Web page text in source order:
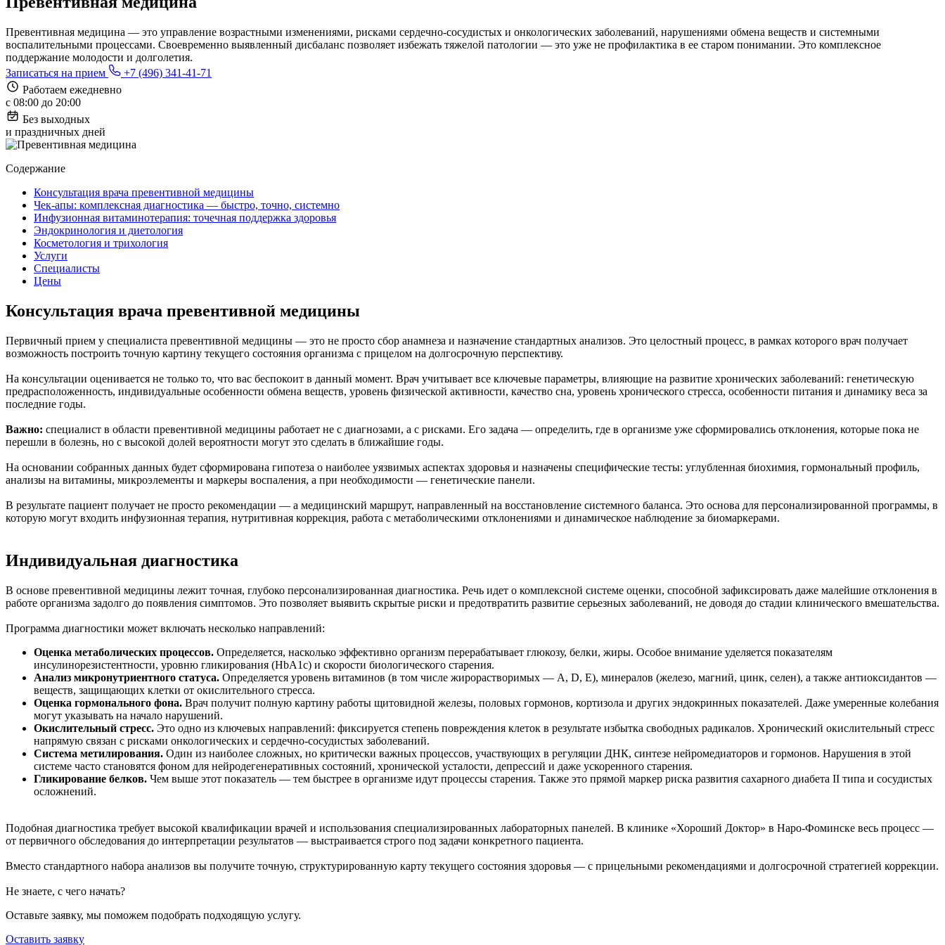
Превентивная медицина — это управление возрастными изменениями, рисками сердечно‑сосудистых и онкологических заболеваний, нарушениями обмена веществ и системными
воспалительными процессами. Своевременно выявленный дисбаланс позволяет избежать тяжелой патологии — это уже не профилактика в ее старом понимании. Это комплексное
поддержание молодости и долголетия.
Записаться на прием
+7 (496) 341-41-71
Работаем ежедневно
с 08:00 до 20:00
Без выходных
и праздничных дней
Содержание
Консультация врача превентивной медицины
Чек-апы: комплексная диагностика — быстро, точно, системно
Инфузионная витаминотерапия: точечная поддержка здоровья
Эндокринология и диетология
Косметология и трихология
Услуги
Специалисты
Цены
Консультация врача превентивной медицины
Первичный прием у специалиста превентивной медицины — это не просто сбор анамнеза и назначение стандартных анализов. Это целостный процесс, в рамках которого врач получает
возможность построить точную картину текущего состояния организма с прицелом на долгосрочную перспективу.
На консультации оценивается не только то, что вас беспокоит в данный момент. Врач учитывает все ключевые параметры, влияющие на развитие хронических заболеваний: генетическую
предрасположенность, индивидуальные особенности обмена веществ, уровень физической активности, качество сна, уровень хронического стресса, особенности питания и динамику веса за
последние годы.
Важно: специалист в области превентивной медицины работает не с диагнозами, а с рисками. Его задача — определить, где в организме уже сформировались отклонения, которые пока не
перешли в болезнь, но с высокой долей вероятности могут это сделать в ближайшие годы.
На основании собранных данных будет сформирована гипотеза о наиболее уязвимых аспектах здоровья и назначены специфические тесты: углубленная биохимия, гормональный профиль,
анализы на витамины, микроэлементы и маркеры воспаления, а при необходимости — генетические панели.
В результате пациент получает не просто рекомендации — а медицинский маршрут, направленный на восстановление системного баланса. Это основа для персонализированной программы, в
которую могут входить инфузионная терапия, нутритивная коррекция, работа с метаболическими отклонениями и динамическое наблюдение за биомаркерами.
Индивидуальная диагностика
В основе превентивной медицины лежит точная, глубоко персонализированная диагностика. Речь идет о комплексной системе оценки, способной зафиксировать даже малейшие отклонения в
работе организма задолго до появления симптомов. Это позволяет выявить скрытые риски и предотвратить развитие серьезных заболеваний, не доводя до стадии клинического вмешательства.
Программа диагностики может включать несколько направлений:
Оценка метаболических процессов. Определяется, насколько эффективно организм перерабатывает глюкозу, белки, жиры. Особое внимание уделяется показателям
инсулинорезистентности, уровню гликирования (HbA1c) и скорости биологического старения.
Анализ микронутриентного статуса. Определяется уровень витаминов (в том числе жирорастворимых — A, D, E), минералов (железо, магний, цинк, селен), а также антиоксидантов —
веществ, защищающих клетки от окислительного стресса.
Оценка гормонального фона. Врач получит полную картину работы щитовидной железы, половых гормонов, кортизола и других эндокринных показателей. Даже умеренные колебания
могут указывать на начало нарушений.
Окислительный стресс. Это одно из ключевых направлений: фиксируется степень повреждения клеток в результате избытка свободных радикалов. Хронический окислительный стресс
напрямую связан с рисками онкологических и сердечно-сосудистых заболеваний.
Система метилирования. Один из наиболее сложных, но критически важных процессов, участвующих в регуляции ДНК, синтезе нейромедиаторов и гормонов. Нарушения в этой
системе часто становятся фоном для нейродегенеративных состояний, хронической усталости, депрессий и даже ускоренного старения.
Гликирование белков. Чем выше этот показатель — тем быстрее в организме идут процессы старения. Также это прямой маркер риска развития сахарного диабета II типа и сосудистых
осложнений.
Подобная диагностика требует высокой квалификации врачей и использования специализированных лабораторных панелей. В клинике «Хороший Доктор» в Наро‑Фоминске весь процесс —
от первичного обследования до интерпретации результатов — выстраивается строго под задачи конкретного пациента.
Вместо стандартного набора анализов вы получите точную, структурированную карту текущего состояния здоровья — с прицельными рекомендациями и долгосрочной стратегией коррекции.
Не знаете, с чего начать?
Оставьте заявку, мы поможем подобрать подходящую услугу.
Оставить заявку